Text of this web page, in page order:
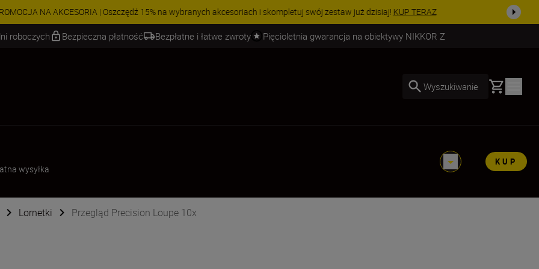
| Oszczędź 15% na wybranych akcesoriach i skompletuj swój zestaw już dzisiaj!KUP TERAZ
roboczych Bezpieczna płatność Bezpłatne i łatwe zwroty Pięcioletnia gwarancja na obiektywy NIKKOR Z
Wyszukiwanie Basket
wysyłka
KUP
Lornetki Przegląd Precision Loupe 10x